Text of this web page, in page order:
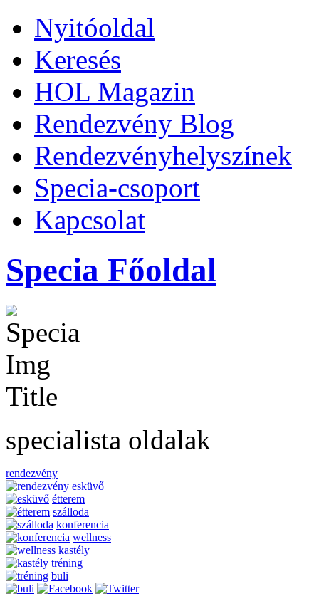
Nyitóoldal
Keresés
HOL Magazin
Rendezvény Blog
Rendezvényhelyszínek
Specia-csoport
Kapcsolat
Specia Főoldal
specialista oldalak
rendezvény
esküvő
étterem
szálloda
konferencia
wellness
kastély
tréning
buli